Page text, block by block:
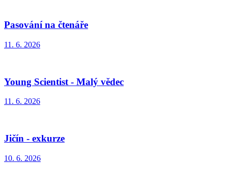
Pasování na čtenáře
11. 6. 2026
Young Scientist - Malý vědec
11. 6. 2026
Jičín - exkurze
10. 6. 2026